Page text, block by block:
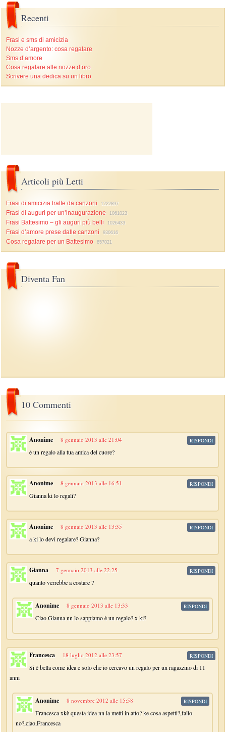
Recenti
Frasi e sms di amicizia
Nozze d’argento: cosa regalare
Sms d’amore
Cosa regalare alle nozze d’oro
Scrivere una dedica su un libro
Articoli più Letti
Frasi di amicizia tratte da canzoni 1222897
Frasi di auguri per un’inaugurazione 1061023
Frasi Battesimo – gli auguri più belli 1026433
Frasi d’amore prese dalle canzoni 930616
Cosa regalare per un Battesimo 857021
Diventa Fan
10 Commenti
Anonime 8 gennaio 2013 alle 21:04
è un regalo alla tua amica del cuore?
RISPONDI
Anonime 8 gennaio 2013 alle 16:51
Gianna ki lo regali?
RISPONDI
Anonime 8 gennaio 2013 alle 13:35
a ki lo devi regalare? Gianna?
RISPONDI
Gianna 7 gennaio 2013 alle 22:25
quanto verrebbe a costare ?
RISPONDI
Anonime 8 gennaio 2013 alle 13:33
Ciao Gianna nn lo sappiamo è un regalo? x ki?
RISPONDI
Francesca 18 luglio 2012 alle 23:57
Si è bella come idea e solo che io cercavo un regalo per un ragazzino di 11
anni
RISPONDI
Anonime 8 novembre 2012 alle 15:58
Francesca xkè questa idea nn la metti in atto? ke cosa aspetti?,fallo
no?,ciao,Francesca
RISPONDI